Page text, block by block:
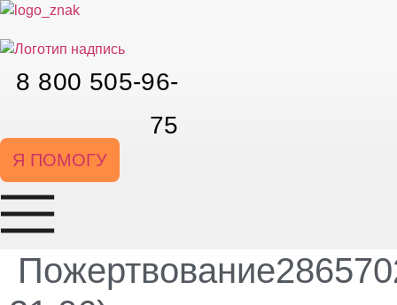
Перейти
содержимому
8 800 505-96-
75
Я ПОМОГУ